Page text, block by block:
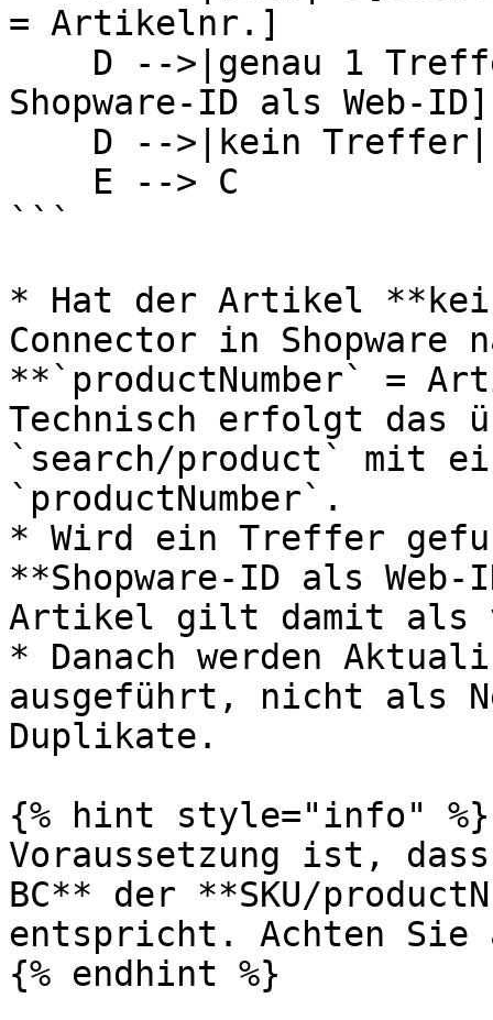
= Artikelnr.]
Shopware-ID als Web-ID]
```
* Hat der Artikel
Connector in Shopware
**`productNumber` =
Technisch erfolgt das
`search/product` mit
`productNumber`.
* Wird ein Treffer
**Shopware-ID als Web-
Artikel gilt damit als
* Danach werden
ausgeführt, nicht als
Duplikate.
{% hint style="info" %}
Voraussetzung ist,
BC** der **SKU/
entspricht. Achten Sie
{% endhint %}